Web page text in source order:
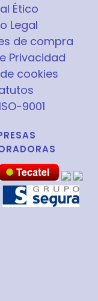
Ético
Legal
de compra
Privacidad
cookies
9001